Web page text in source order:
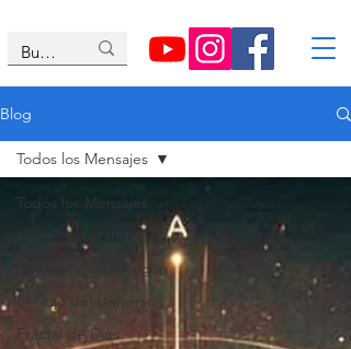
Blog
Todos los Mensajes
Vamos Iuminando
El Camino del Dragón
El Flujo del Universo
Fractal de Dios
Todos los Mensajes